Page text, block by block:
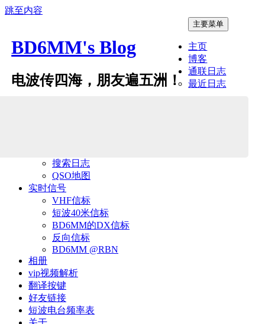
跳至内容
BD6MM's Blog
电波传四海，朋友遍五洲！
主要菜单
主页
博客
通联日志
最近日志
搜索日志
QSO地图
实时信号
VHF信标
短波40米信标
BD6MM的DX信标
反向信标
BD6MM @RBN
相册
vip视频解析
翻译按键
好友链接
短波电台频率表